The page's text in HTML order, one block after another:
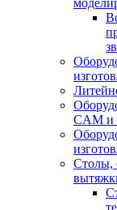
CAM и
Cтолы,